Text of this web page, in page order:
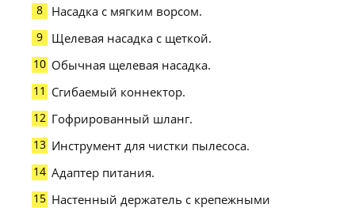
Насадка с мягким ворсом.
Щелевая насадка с щеткой.
Обычная щелевая насадка.
Сгибаемый коннектор.
Гофрированный шланг.
Инструмент для чистки пылесоса.
Адаптер питания.
Настенный держатель с крепежными